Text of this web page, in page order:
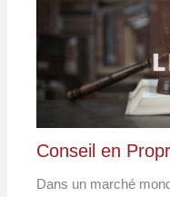
Conseil en
Dans un marché